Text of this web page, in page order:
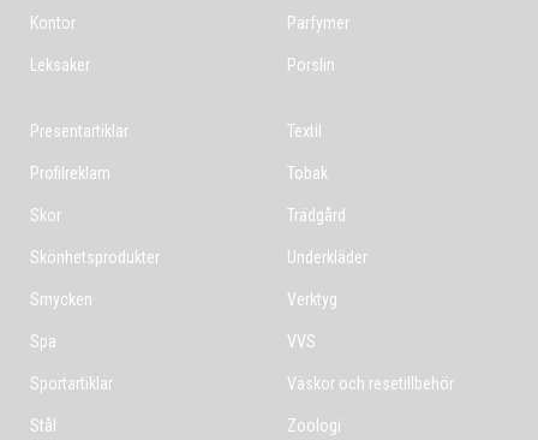
Kontor
Leksaker
Parfymer
Porslin
Presentartiklar
Profilreklam
Skor
Skönhetsprodukter
Smycken
Spa
Sportartiklar
Stål
Textil
Tobak
Trädgård
Underkläder
Verktyg
VVS
Väskor och resetillbehör
Zoologi